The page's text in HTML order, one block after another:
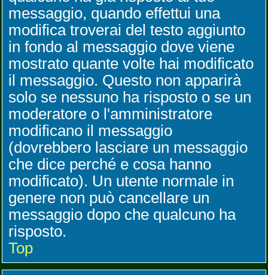
messaggio, quando effettui una
modifica troverai del testo aggiunto
in fondo al messaggio dove viene
mostrato quante volte hai modificato
il messaggio. Questo non apparirà
solo se nessuno ha risposto o se un
moderatore o l'amministratore
modificano il messaggio
(dovrebbero lasciare un messaggio
che dice perché e cosa hanno
modificato). Un utente normale in
genere non può cancellare un
messaggio dopo che qualcuno ha
risposto.
Top